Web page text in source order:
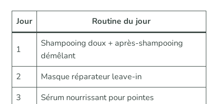
Jour Routine du jour
1
Shampooing doux + après-shampooing
démêlant
2
Masque réparateur leave-in
3
Sérum nourrissant pour pointes